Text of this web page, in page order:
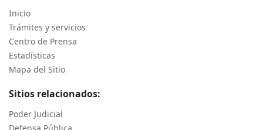
Inicio
Trámites y servicios
Centro de Prensa
Estadísticas
Mapa del Sitio
Sitios relacionados:
Poder Judicial